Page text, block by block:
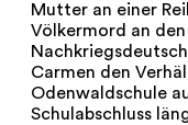
Mutter an einer
Völkermord an
Carmen den
Odenwaldschule
Schulabschluss